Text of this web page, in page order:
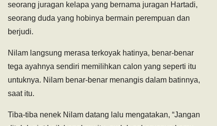
seorang juragan kelapa yang bernama juragan Hartadi,
seorang duda yang hobinya bermain perempuan dan
berjudi.
Nilam langsung merasa terkoyak hatinya, benar-benar
tega ayahnya sendiri memilihkan calon yang seperti itu
untuknya. Nilam benar-benar menangis dalam batinnya,
saat itu.
Tiba-tiba nenek Nilam datang lalu mengatakan, “Jangan